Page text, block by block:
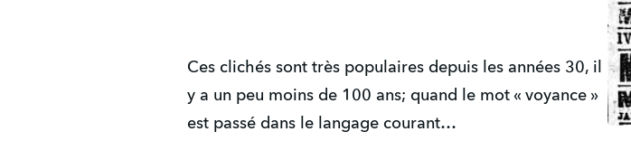
Ces clichés sont très populaires depuis les années 30, il
y a un peu moins de 100 ans; quand le mot « voyance »
est passé dans le langage courant…